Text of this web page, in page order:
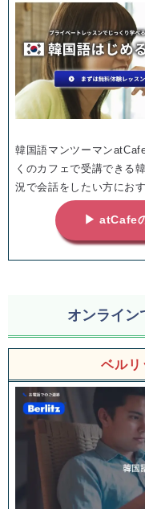
韓国語マンツーマン
くのカフェで受講できる
況で会話をしたい方におす
▶ atCafe
オンライン
ベルリ